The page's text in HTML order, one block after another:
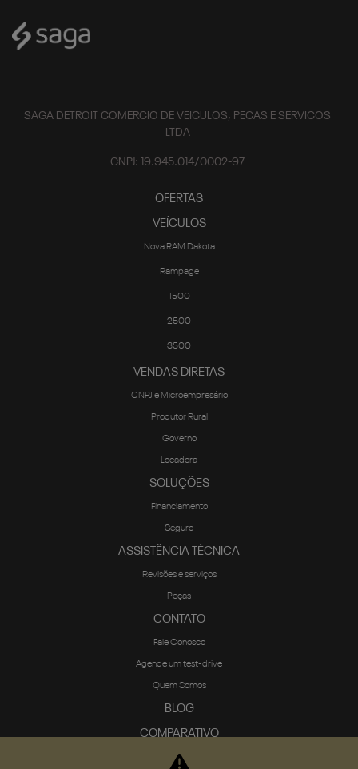
SAGA DETROIT COMERCIO DE VEICULOS, PECAS E SERVICOS
LTDA
CNPJ: 19.945.014/0002-97
OFERTAS
VEÍCULOS
Nova RAM Dakota
Rampage
1500
2500
3500
VENDAS DIRETAS
CNPJ e Microempresário
Produtor Rural
Governo
Locadora
SOLUÇÕES
Financiamento
Seguro
ASSISTÊNCIA TÉCNICA
Revisões e serviços
Peças
CONTATO
Fale Conosco
Agende um test-drive
Quem Somos
BLOG
COMPARATIVO